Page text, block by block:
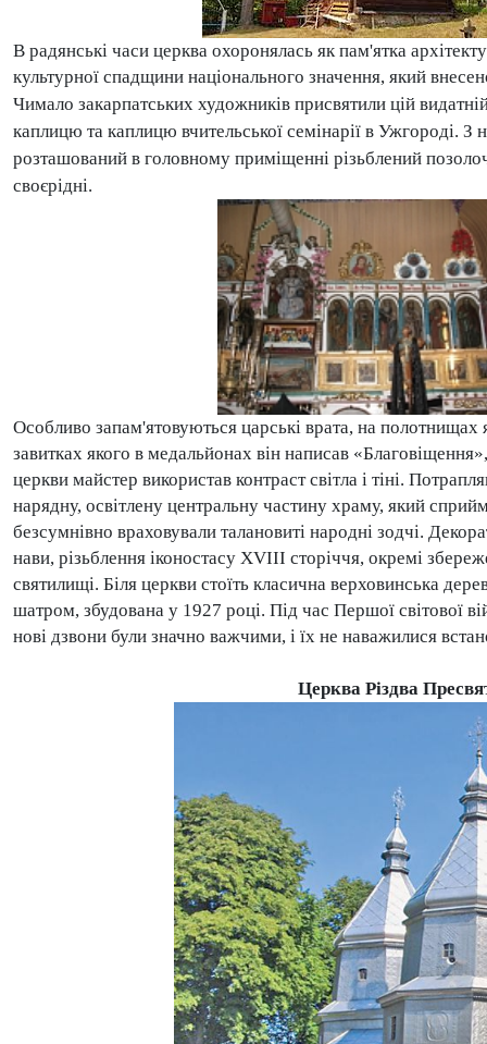
В радянські часи церква охоронялась як пам'ятка
культурної спадщини національного значення, який
Чимало закарпатських художників присвятили цій
каплицю та каплицю вчительської семінарії в Ужгороді.
розташований в головному приміщенні різьблений
своєрідні.
Особливо запам'ятовуються царські врата, на
завитках якого в медальйонах він написав
церкви майстер використав контраст світла і тіні.
нарядну, освітлену центральну частину храму, який
безсумнівно враховували талановиті народні зодчі.
нави, різьблення іконостасу XVIII сторіччя, окремі
святилищі. Біля церкви стоїть класична верховинська
шатром, збудована у 1927 році. Під час Першої світової
нові дзвони були значно важчими, і їх не наважилися
Церква Різдва